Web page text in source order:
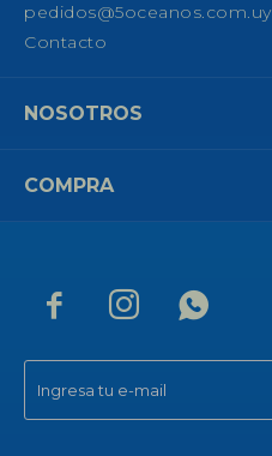
  
pedidos@5oceanos.com.uy
Contacto
NOSOTROS
COMPRA